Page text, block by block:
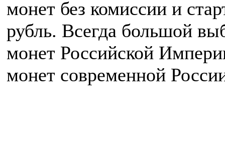
монет без комиссии и
рубль. Всегда большой
монет Российской
монет современной